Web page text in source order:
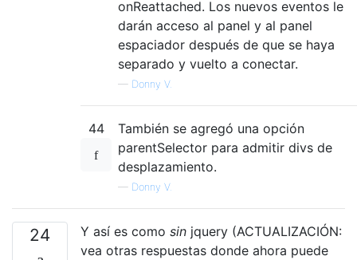
onReattached. Los nuevos eventos le
darán acceso al panel y al panel
espaciador después de que se haya
separado y vuelto a conectar.
— Donny V.
44
También se agregó una opción
parentSelector para admitir divs de
desplazamiento.
— Donny V.
24 Y así es como sin jquery (ACTUALIZACIÓN:
vea otras respuestas donde ahora puede